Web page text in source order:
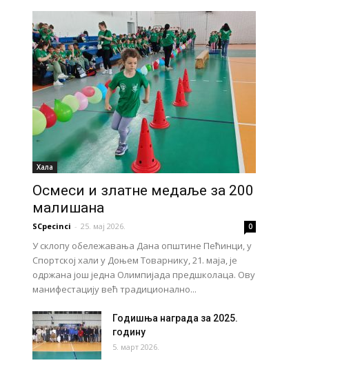
Хала
Осмеси и златне медаље за 200
малишана
SCpecinci - 25. мај 2026. 0
У склопу обележавања Дана општине Пећинци, у
Спортској хали у Доњем Товарнику, 21. маја, је
одржана још једна Олимпијада предшколаца. Ову
манифестацију већ традиционално...
Годишња награда за 2025.
годину
5. март 2026.